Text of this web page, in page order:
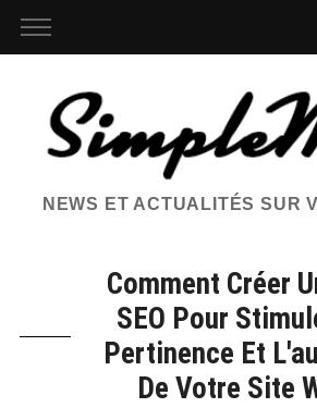
NEWS ET ACTUALITÉS SUR
Comment Créer
SEO Pour
Pertinence Et
De Votre Site